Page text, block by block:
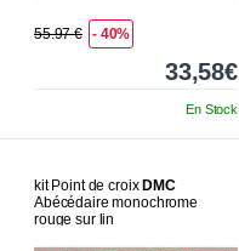
55.97 € - 40%
33,58€
En Stock
kit Point de croix DMC
Abécédaire monochrome
rouge sur lin